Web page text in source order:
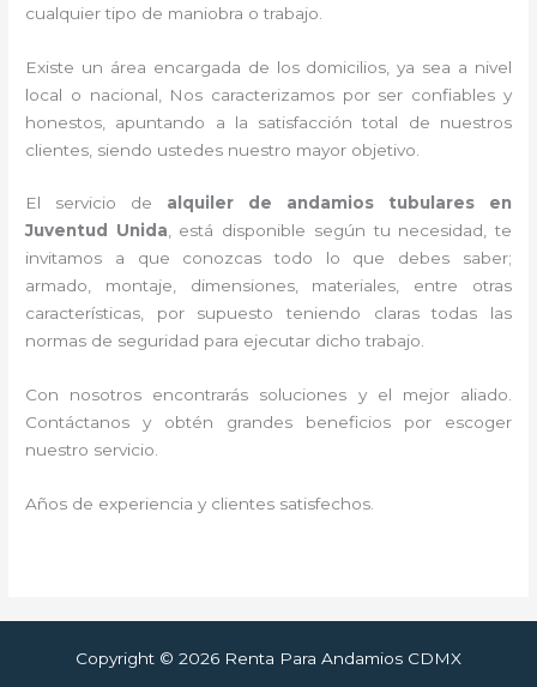
cualquier tipo de maniobra o trabajo.
Existe un área encargada de los domicilios, ya sea a nivel
local o nacional, Nos caracterizamos por ser confiables y
honestos, apuntando a la satisfacción total de nuestros
clientes, siendo ustedes nuestro mayor objetivo.
El servicio de alquiler de andamios tubulares en
Juventud Unida, está disponible según tu necesidad, te
invitamos a que conozcas todo lo que debes saber;
armado, montaje, dimensiones, materiales, entre otras
características, por supuesto teniendo claras todas las
normas de seguridad para ejecutar dicho trabajo.
Con nosotros encontrarás soluciones y el mejor aliado.
Contáctanos y obtén grandes beneficios por escoger
nuestro servicio.
Años de experiencia y clientes satisfechos.
Copyright © 2026 Renta Para Andamios CDMX